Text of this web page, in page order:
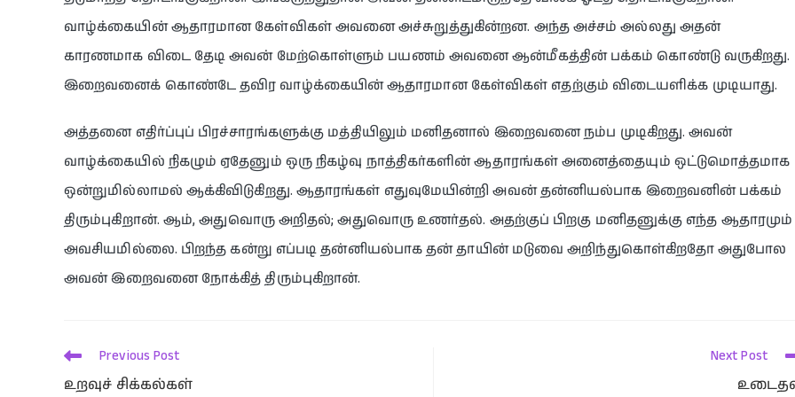
வாழ்க்கையின் ஆதாரமான கேள்விகள் அவனை அச்சுறுத்துகின்றன. அந்த அச்சம் அல்லது அதன்
காரணமாக விடை தேடி அவன் மேற்கொள்ளும் பயணம் அவனை ஆன்மீகத்தின் பக்கம் கொண்டு வருகிறது.
இறைவனைக் கொண்டே தவிர வாழ்க்கையின் ஆதாரமான கேள்விகள் எதற்கும் விடையளிக்க முடியாது.
அத்தனை எதிர்ப்புப் பிரச்சாரங்களுக்கு மத்தியிலும் மனிதனால் இறைவனை நம்ப முடிகிறது. அவன்
வாழ்க்கையில் நிகழும் ஏதேனும் ஒரு நிகழ்வு நாத்திகர்களின் ஆதாரங்கள் அனைத்தையும் ஒட்டுமொத்தமாக
ஒன்றுமில்லாமல் ஆக்கிவிடுகிறது. ஆதாரங்கள் எதுவுமேயின்றி அவன் தன்னியல்பாக இறைவனின் பக்கம்
திரும்புகிறான். ஆம், அதுவொரு அறிதல்; அதுவொரு உணர்தல். அதற்குப் பிறகு மனிதனுக்கு எந்த ஆதாரமும்
அவசியமில்லை. பிறந்த கன்று எப்படி தன்னியல்பாக தன் தாயின் மடுவை அறிந்துகொள்கிறதோ அதுபோல
அவன் இறைவனை நோக்கித் திரும்புகிறான்.
Previous Post
உறவுச் சிக்கல்கள்
Next Post